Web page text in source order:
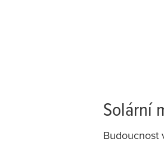
Solární
Budoucnost